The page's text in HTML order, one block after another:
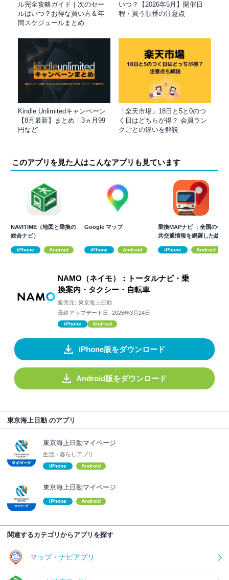
ル完全攻略ガイド｜次のセー
ルはいつ？お得な買い方＆年
間スケジュールまとめ
いつ？【2026年5月】開催日
程・買う順番の注意点
Kindle Unlimitedキャンペーン
【8月最新】まとめ｜3ヵ月99
円など
「楽天市場」18日と5と0のつ
く日はどちらが得？ 会員ラン
クごとの違いを解説
このアプリを見た人はこんなアプリも見ています
NAVITIME（地図と乗換の
総合ナビ）
iPhone Android
Google マップ
iPhone Android
乗換MAPナビ ：全国の公
共交通情報を網羅した総
iPhone Android
NAMO（ネイモ）：トータルナビ・乗
換案内・タクシー・自転車
販売元: 東京海上日動
最終アップデート日: 2026年3月24日
iPhone Android
iPhone版をダウンロード
Android版をダウンロード
東京海上日動 のアプリ
東京海上日動マイページ
生活・暮らしアプリ
iPhone Android
東京海上日動マイページ
iPhone Android
関連するカテゴリからアプリを探す
マップ・ナビアプリ